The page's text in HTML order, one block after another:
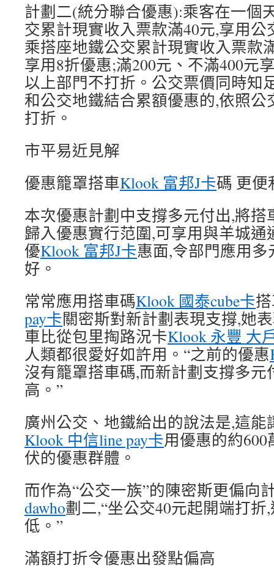
計劃二(統分聯合優惠):乘客在一個
交累計現實收入票款滿40元,享用
乘搭座地鐵公交累計現實收入票款
享用8折優惠;滿200元、不滿400元
以上部門不打折。公交票價同時知
和公交地鐵結合累額優惠的,依照
打折。
市平易近見解
優惠籠罩搭車Klook 富邦J卡碼 更便
本次優惠計劃中支撐多元付出,將
歸入優惠實行范圍,可享用與羊城通
優Klook 富邦J卡惠面,令部門應用
好。
常常應用搭車碼Klook 國泰cube卡
pay卡關密斯對新計劃表現支撐,她
車比從包里掏路況卡Klook 永豐 大
人類都很愛好如許用。“之前的優惠
沒有籠罩搭車碼,而新計劃支撐多元
高。”
廣州公交、地鐵給出的說法是,這
Klook 中信line pay卡用優惠的約
伏的優惠群體。
而作為“公交一族”的陳密斯更偏向
dawho劃二,“坐公交40元起開端打
低。”
滿額打折令優惠出發點偏高